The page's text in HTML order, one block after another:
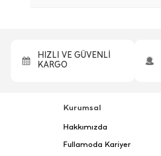
HIZLI VE GÜVENLİ
KARGO
Kurumsal
Hakkımızda
Fullamoda Kariyer